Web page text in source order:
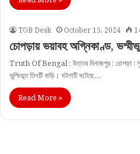
TOB Desk October 15, 2024
চোপড়ায় ভয়াবহ অগ্নিকাণ্ড,
Truth Of Bengal : উত্তর দিনাজপুর : চোপড়া :
ভুস্মিভূত তিনটি বাড়ি। ঘটনাটি ঘটেছে…
Read More »